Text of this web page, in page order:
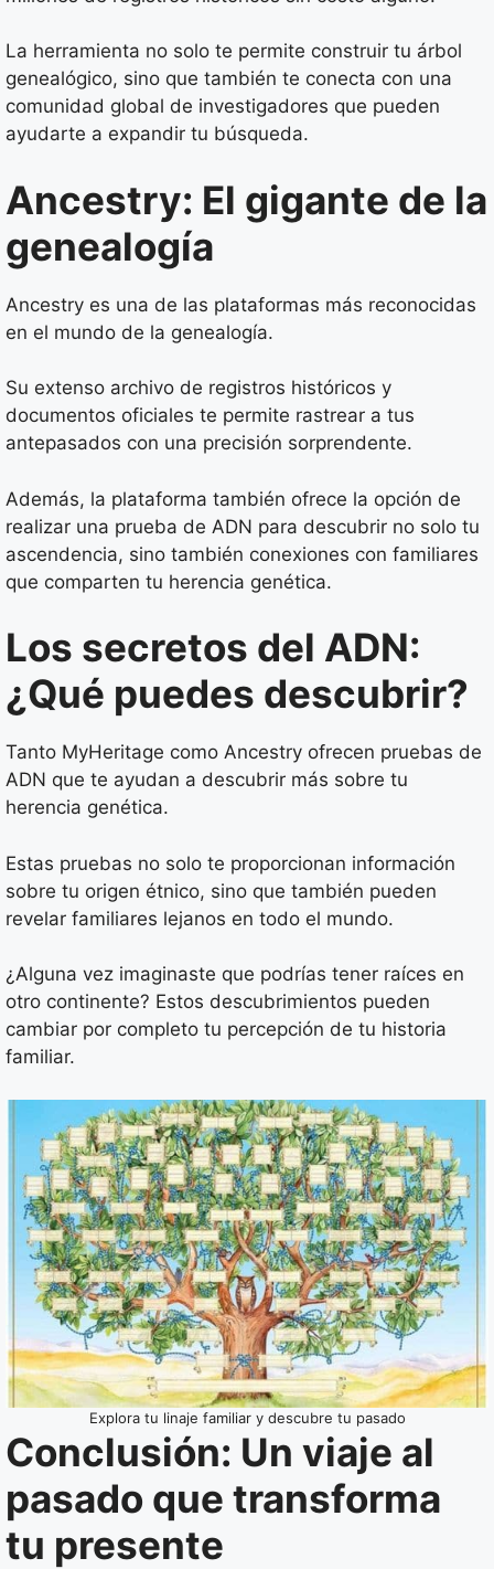
La herramienta no solo te permite construir tu árbol
genealógico, sino que también te conecta con una
comunidad global de investigadores que pueden
ayudarte a expandir tu búsqueda.
Ancestry: El gigante de la
genealogía
Ancestry es una de las plataformas más reconocidas
en el mundo de la genealogía.
Su extenso archivo de registros históricos y
documentos oficiales te permite rastrear a tus
antepasados con una precisión sorprendente.
Además, la plataforma también ofrece la opción de
realizar una prueba de ADN para descubrir no solo tu
ascendencia, sino también conexiones con familiares
que comparten tu herencia genética.
Los secretos del ADN:
¿Qué puedes descubrir?
Tanto MyHeritage como Ancestry ofrecen pruebas de
ADN que te ayudan a descubrir más sobre tu
herencia genética.
Estas pruebas no solo te proporcionan información
sobre tu origen étnico, sino que también pueden
revelar familiares lejanos en todo el mundo.
¿Alguna vez imaginaste que podrías tener raíces en
otro continente? Estos descubrimientos pueden
cambiar por completo tu percepción de tu historia
familiar.
Explora tu linaje familiar y descubre tu pasado
Conclusión: Un viaje al
pasado que transforma
tu presente